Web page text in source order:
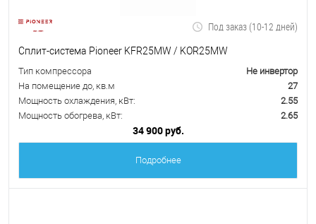
Под заказ (10-12 дней)
Сплит-система Pioneer KFR25MW / KOR25MW
Тип компрессора
Не инвертор
На помещение до, кв.м
27
Мощность охлаждения, кВт:
2.55
Мощность обогрева, кВт:
2.65
34 900 руб.
Подробнее